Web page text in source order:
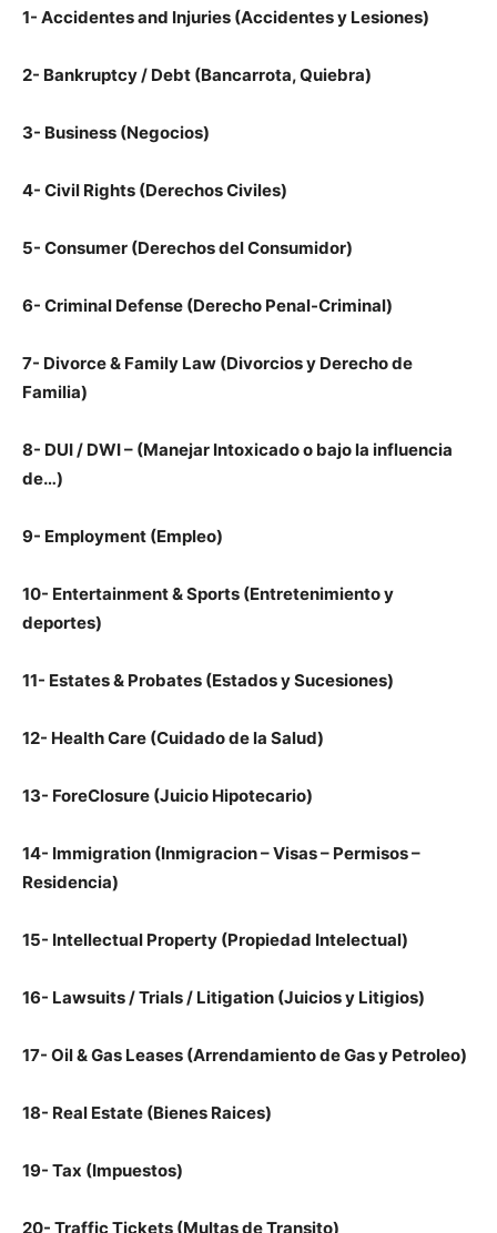
1- Accidentes and Injuries (Accidentes y Lesiones)
2- Bankruptcy / Debt (Bancarrota, Quiebra)
3- Business (Negocios)
4- Civil Rights (Derechos Civiles)
5- Consumer (Derechos del Consumidor)
6- Criminal Defense (Derecho Penal-Criminal)
7- Divorce & Family Law (Divorcios y Derecho de
Familia)
8- DUI / DWI – (Manejar Intoxicado o bajo la influencia
de…)
9- Employment (Empleo)
10- Entertainment & Sports (Entretenimiento y
deportes)
11- Estates & Probates (Estados y Sucesiones)
12- Health Care (Cuidado de la Salud)
13- ForeClosure (Juicio Hipotecario)
14- Immigration (Inmigracion – Visas – Permisos –
Residencia)
15- Intellectual Property (Propiedad Intelectual)
16- Lawsuits / Trials / Litigation (Juicios y Litigios)
17- Oil & Gas Leases (Arrendamiento de Gas y Petroleo)
18- Real Estate (Bienes Raices)
19- Tax (Impuestos)
20- Traffic Tickets (Multas de Transito)